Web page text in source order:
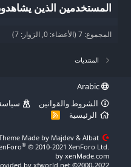
المستخدمين الذين
المجموع: 7 (الأعضاء: 0, الزوار: 7)
المنتديات
Arabic
الشروط والقوانين
الرئيسية
R
Made by Majdev & Albat
® © 2010-2021 XenForo Ltd.
by xenMade.com
by xfworld.net ©2000-2022